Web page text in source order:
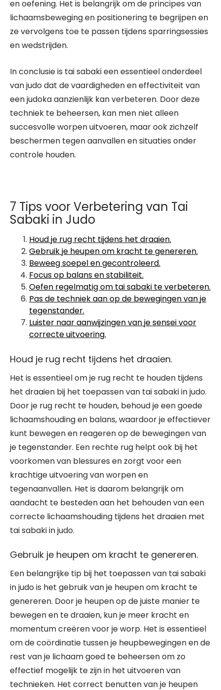
en oefening. Het is belangrijk om de principes van
lichaamsbeweging en positionering te begrijpen en
ze vervolgens toe te passen tijdens sparringsessies
en wedstrijden.
In conclusie is tai sabaki een essentieel onderdeel
van judo dat de vaardigheden en effectiviteit van
een judoka aanzienlijk kan verbeteren. Door deze
techniek te beheersen, kan men niet alleen
succesvolle worpen uitvoeren, maar ook zichzelf
beschermen tegen aanvallen en situaties onder
controle houden.
7 Tips voor Verbetering van Tai
Sabaki in Judo
Houd je rug recht tijdens het draaien.
Gebruik je heupen om kracht te genereren.
Beweeg soepel en gecontroleerd.
Focus op balans en stabiliteit.
Oefen regelmatig om tai sabaki te verbeteren.
Pas de techniek aan op de bewegingen van je
tegenstander.
Luister naar aanwijzingen van je sensei voor
correcte uitvoering.
Houd je rug recht tijdens het draaien.
Het is essentieel om je rug recht te houden tijdens
het draaien bij het toepassen van tai sabaki in judo.
Door je rug recht te houden, behoud je een goede
lichaamshouding en balans, waardoor je effectiever
kunt bewegen en reageren op de bewegingen van
je tegenstander. Een rechte rug helpt ook bij het
voorkomen van blessures en zorgt voor een
krachtige uitvoering van worpen en
tegenaanvallen. Het is daarom belangrijk om
aandacht te besteden aan het behouden van een
correcte lichaamshouding tijdens het draaien met
tai sabaki in judo.
Gebruik je heupen om kracht te genereren.
Een belangrijke tip bij het toepassen van tai sabaki
in judo is het gebruik van je heupen om kracht te
genereren. Door je heupen op de juiste manier te
bewegen en te draaien, kun je meer kracht en
momentum creëren voor je worp. Het is essentieel
om de coördinatie tussen je heupbewegingen en de
rest van je lichaam goed te beheersen om zo
effectief mogelijk te zijn in het uitvoeren van
technieken. Het correct benutten van je heupen